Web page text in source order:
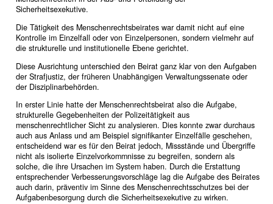
Sicherheitsexekutive.
Die Tätigkeit des Menschenrechtsbeirates war damit nicht auf eine
Kontrolle im Einzelfall oder von Einzelpersonen, sondern vielmehr auf
die strukturelle und institutionelle Ebene gerichtet.
Diese Ausrichtung unterschied den Beirat ganz klar von den Aufgaben
der Strafjustiz, der früheren Unabhängigen Verwaltungssenate oder
der Disziplinarbehörden.
In erster Linie hatte der Menschenrechtsbeirat also die Aufgabe,
strukturelle Gegebenheiten der Polizeitätigkeit aus
menschenrechtlicher Sicht zu analysieren. Dies konnte zwar durchaus
auch aus Anlass und am Beispiel signifikanter Einzelfälle geschehen,
entscheidend war es für den Beirat jedoch, Missstände und Übergriffe
nicht als isolierte Einzelvorkommnisse zu begreifen, sondern als
solche, die ihre Ursachen im System haben. Durch die Erstattung
entsprechender Verbesserungsvorschläge lag die Aufgabe des Beirates
auch darin, präventiv im Sinne des Menschenrechtsschutzes bei der
Aufgabenbesorgung durch die Sicherheitsexekutive zu wirken.